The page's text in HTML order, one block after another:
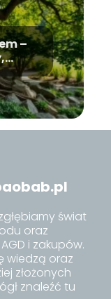
–
świat
oraz
i zakupów.
wiedzą oraz
złożonych
znaleźć tu